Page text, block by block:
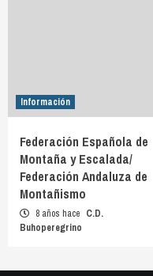
Información
Federación Española de
Montaña y Escalada/
Federación Andaluza de
Montañismo
8 años hace C.D.
Buhoperegrino